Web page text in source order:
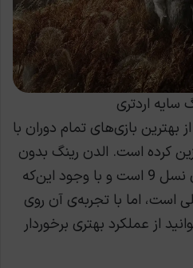
سایه اردتری
بهترین بازی‌های تمام دوران با
کرده است. الدن رینگ بدون
شک یکی از بهترین بازی‌های نسل 9 است و با وجود این‌که
است، اما با تجربه‌ی آن روی
از عملکرد بهتری برخوردار